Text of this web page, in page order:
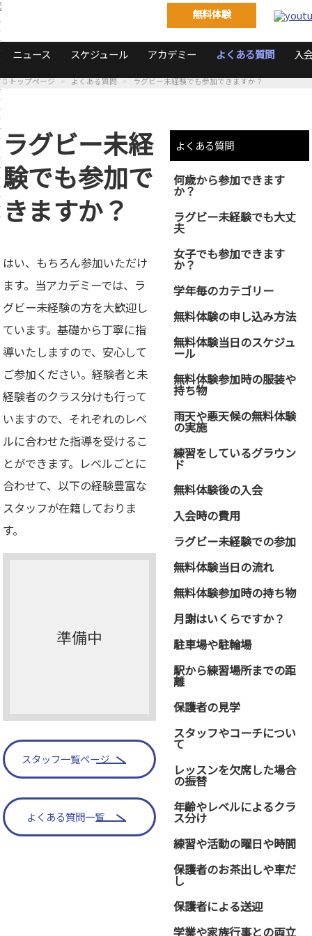
無料体験
ニュース スケジュール アカデミー よくある質問 入
トップページ よくある質問 ラグビー未経験でも参加できますか？
ラグビー未経
験でも参加で
きますか？
はい、もちろん参加いただけ
ます。当アカデミーでは、ラ
グビー未経験の方を大歓迎し
ています。基礎から丁寧に指
導いたしますので、安心して
ご参加ください。経験者と未
経験者のクラス分けも行って
いますので、それぞれのレベ
ルに合わせた指導を受けるこ
とができます。レベルごとに
合わせて、以下の経験豊富な
スタッフが在籍しておりま
す。
準備中
スタッフ一覧ページ
よくある質問一覧
よくある質問
何歳から参加できます
か？
ラグビー未経験でも大丈
夫
女子でも参加できます
か？
学年毎のカテゴリー
無料体験の申し込み方法
無料体験当日のスケジュ
ール
無料体験参加時の服装や
持ち物
雨天や悪天候の無料体験
の実施
練習をしているグラウン
ド
無料体験後の入会
入会時の費用
ラグビー未経験での参加
無料体験当日の流れ
無料体験参加時の持ち物
月謝はいくらですか？
駐車場や駐輪場
駅から練習場所までの距
離
保護者の見学
スタッフやコーチについ
て
レッスンを欠席した場合
の振替
年齢やレベルによるクラ
ス分け
練習や活動の曜日や時間
保護者のお茶出しや車だ
し
保護者による送迎
学業や家族行事との両立